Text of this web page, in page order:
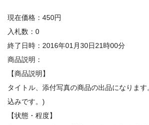
現在価格：450円
入札数：0
終了日時：2016年01月30日21時00分
商品説明：
【商品説明】
タイトル、添付写真の商品の出品になりま
込みです。)
【状態・程度】